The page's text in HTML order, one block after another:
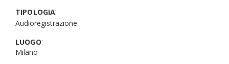
TIPOLOGIA:
Audioregistrazione
LUOGO:
Milano